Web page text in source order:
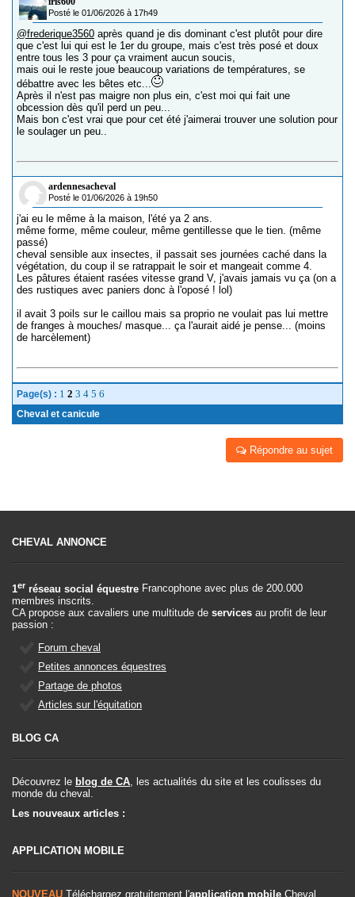
Posté le 01/06/2026 à 17h49
@frederique3560 après quand je dis dominant c'est plutôt pour dire
que c'est lui qui est le 1er du groupe, mais c'est très posé et doux
entre tous les 3 pour ça vraiment aucun soucis,
mais oui le reste joue beaucoup variations de températures, se
débattre avec les bêtes etc...
Après il n'est pas maigre non plus ein, c'est moi qui fait une
obcession dès qu'il perd un peu...
Mais bon c'est vrai que pour cet été j'aimerai trouver une solution pour
le soulager un peu..
ardennesacheval
Posté le 01/06/2026 à 19h50
j'ai eu le même à la maison, l'été ya 2 ans.
même forme, même couleur, même gentillesse que le tien. (même
passé)
cheval sensible aux insectes, il passait ses journées caché dans la
végétation, du coup il se ratrappait le soir et mangeait comme 4.
Les pâtures étaient rasées vitesse grand V, j'avais jamais vu ça (on a
des rustiques avec paniers donc à l'oposé ! lol)
il avait 3 poils sur le caillou mais sa proprio ne voulait pas lui mettre
de franges à mouches/ masque... ça l'aurait aidé je pense... (moins
de harcèlement)
Page(s) : 1 2 3 4 5 6
Cheval et canicule
Répondre au sujet
CHEVAL ANNONCE
1er réseau social équestre Francophone avec plus de 200.000
membres inscrits.
CA propose aux cavaliers une multitude de services au profit de leur
passion :
Forum cheval
Petites annonces équestres
Partage de photos
Articles sur l'équitation
BLOG CA
Découvrez le blog de CA , les actualités du site et les coulisses du
monde du cheval.
Les nouveaux articles :
APPLICATION MOBILE
NOUVEAU Téléchargez gratuitement l'application mobile Cheval